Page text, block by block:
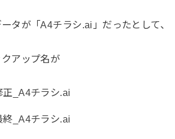
タが「A4チラシ.ai」だったとして、
クアップ名が
正_A4チラシ.ai
終_A4チラシ.ai